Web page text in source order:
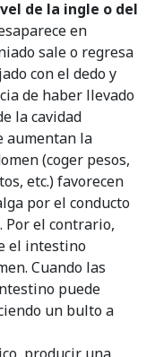
de la ingle o del
en
sale o regresa
con el dedo y
de haber llevado
la cavidad
aumentan la
(coger pesos,
etc.) favorecen
por el conducto
Por el contrario,
el intestino
Cuando las
puede
un bulto a